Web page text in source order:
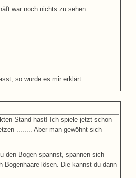
war noch nichts zu sehen
so wurde es mir erklärt.
Stand hast! Ich spiele jetzt schon
........ Aber man gewöhnt sich
den Bogen spannst, spannen sich
Bogenhaare lösen. Die kannst du dann